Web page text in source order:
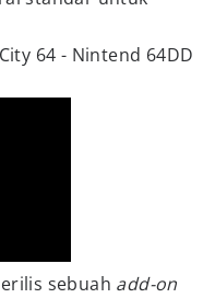
64 - Nintend 64DD
sebuah add-on